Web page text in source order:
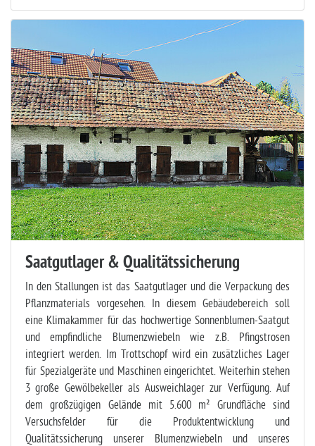
Saatgutlager & Qualitätssicherung
In den Stallungen ist das Saatgutlager und die Verpackung des
Pflanzmaterials vorgesehen. In diesem Gebäudebereich soll
eine Klimakammer für das hochwertige Sonnenblumen-Saatgut
und empfindliche Blumenzwiebeln wie z.B. Pfingstrosen
integriert werden. Im Trottschopf wird ein zusätzliches Lager
für Spezialgeräte und Maschinen eingerichtet. Weiterhin stehen
3 große Gewölbekeller als Ausweichlager zur Verfügung. Auf
dem großzügigen Gelände mit 5.600 m² Grundfläche sind
Versuchsfelder für die Produktentwicklung und
Qualitätssicherung unserer Blumenzwiebeln und unseres